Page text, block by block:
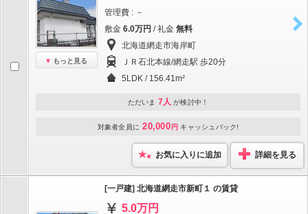
もっと見る
管理費 : －
敷金 6.0万円 / 礼金 無料
北海道網走市海岸町
ＪＲ石北本線/網走駅 歩20分
5LDK / 156.41m²
ただいま 7人 が検討中！
対象者全員に 20,000 円 キャッシュバック!
お気に入りに追加 詳細を見る
[一戸建] 北海道網走市新町１ の賃貸
5.0万円